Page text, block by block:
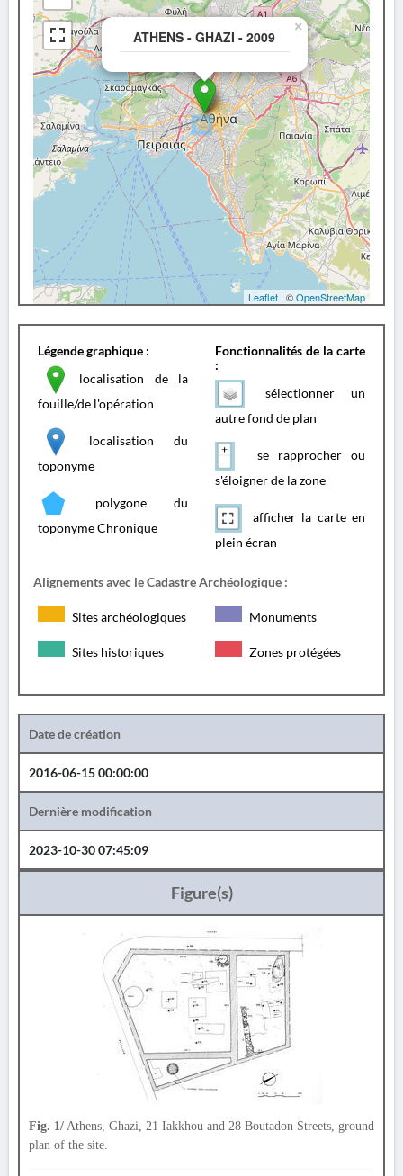
ATHENS - GHAZI - 2009
×
Leaflet | ©OpenStreetMap
Légende graphique :
localisation de la
fouille/de l'opération
localisation du
toponyme
polygone du
toponyme Chronique
Fonctionnalités de la carte
:
sélectionner un
autre fond de plan
se rapprocher ou
s'éloigner de la zone
afficher la carte en
plein écran
Alignements avec le Cadastre Archéologique :
Sites archéologiques Monuments
Sites historiques Zones protégées
Date de création
2016-06-15 00:00:00
Dernière modification
2023-10-30 07:45:09
Figure(s)
Fig. 1/ Athens, Ghazi, 21 Iakkhou and 28 Boutadon Streets, ground
plan of the site.